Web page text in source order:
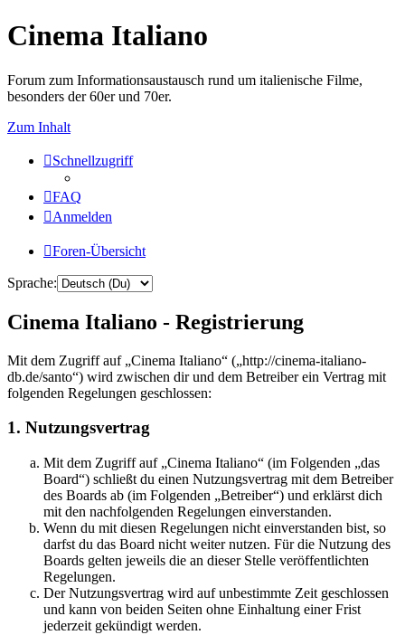
Cinema Italiano
Forum zum Informationsaustausch rund um italienische Filme,
besonders der 60er und 70er.
Zum Inhalt
Schnellzugriff
FAQ
Anmelden
Foren-Übersicht
Sprache:
Cinema Italiano - Registrierung
Mit dem Zugriff auf „Cinema Italiano“ („http://cinema-italiano-
db.de/santo“) wird zwischen dir und dem Betreiber ein Vertrag mit
folgenden Regelungen geschlossen:
1. Nutzungsvertrag
Mit dem Zugriff auf „Cinema Italiano“ (im Folgenden „das
Board“) schließt du einen Nutzungsvertrag mit dem Betreiber
des Boards ab (im Folgenden „Betreiber“) und erklärst dich
mit den nachfolgenden Regelungen einverstanden.
Wenn du mit diesen Regelungen nicht einverstanden bist, so
darfst du das Board nicht weiter nutzen. Für die Nutzung des
Boards gelten jeweils die an dieser Stelle veröffentlichten
Regelungen.
Der Nutzungsvertrag wird auf unbestimmte Zeit geschlossen
und kann von beiden Seiten ohne Einhaltung einer Frist
jederzeit gekündigt werden.